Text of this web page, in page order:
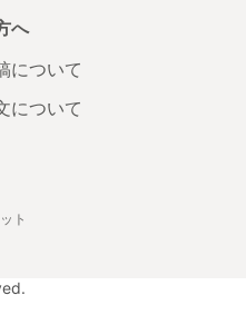
へ
について
について
ト